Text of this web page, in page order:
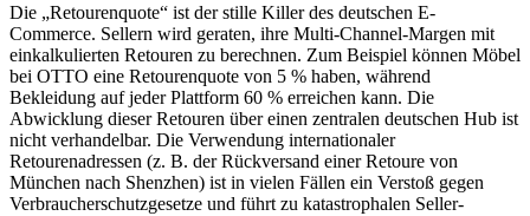
Die „Retourenquote“ ist der stille Killer des deutschen E-
Commerce. Sellern wird geraten, ihre Multi-Channel-Margen mit
einkalkulierten Retouren zu berechnen. Zum Beispiel können Möbel
bei OTTO eine Retourenquote von 5 % haben, während
Bekleidung auf jeder Plattform 60 % erreichen kann. Die
Abwicklung dieser Retouren über einen zentralen deutschen Hub ist
nicht verhandelbar. Die Verwendung internationaler
Retourenadressen (z. B. der Rückversand einer Retoure von
München nach Shenzhen) ist in vielen Fällen ein Verstoß gegen
Verbraucherschutzgesetze und führt zu katastrophalen Seller-